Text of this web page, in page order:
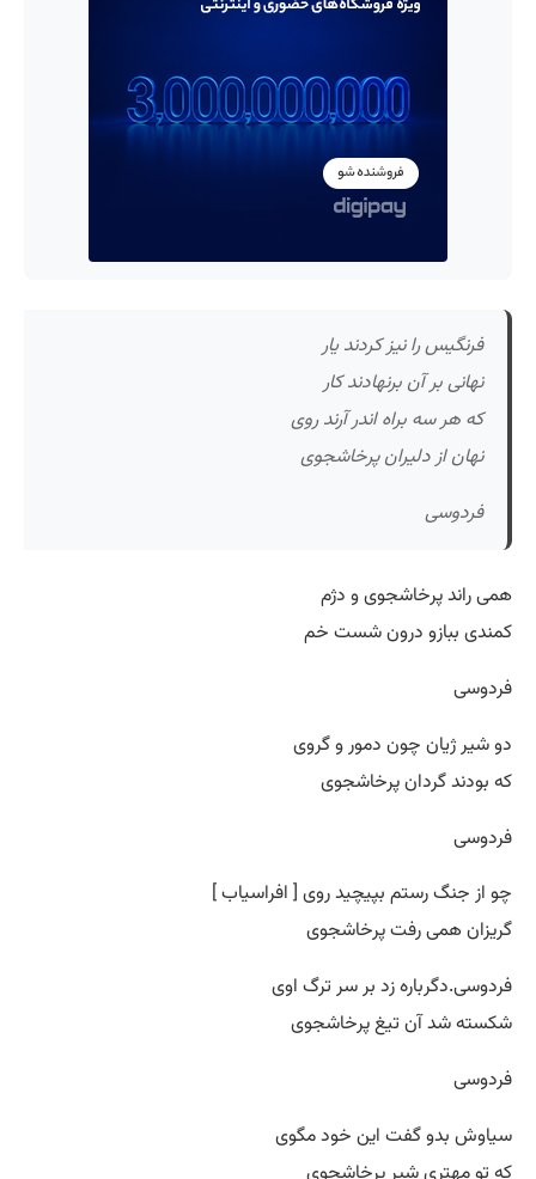
فرنگیس را نیز کردند یار
نهانی بر آن برنهادند کار
که هر سه براه اندر آرند روی
نهان از دلیران پرخاشجوی
فردوسی
همی راند پرخاشجوی و دژم
کمندی ببازو درون شست خم
فردوسی
دو شیر ژیان چون دمور و گروی
که بودند گردان پرخاشجوی
فردوسی
چو از جنگ رستم بپیچید روی [ افراسیاب ]
گریزان همی رفت پرخاشجوی
فردوسی.دگرباره زد بر سر ترگ اوی
شکسته شد آن تیغ پرخاشجوی
فردوسی
سیاوش بدو گفت این خود مگوی
که تو مهتری شیر پرخاشجوی